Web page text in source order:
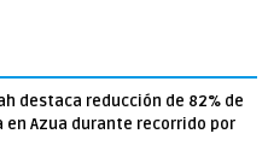
destaca reducción de 82% de
en Azua durante recorrido por